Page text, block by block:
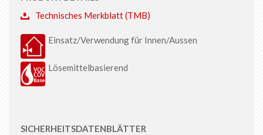
Technisches Merkblatt (TMB)
Einsatz/Verwendung für Innen/Aussen
Lösemittelbasierend
SICHERHEITSDATENBLÄTTER